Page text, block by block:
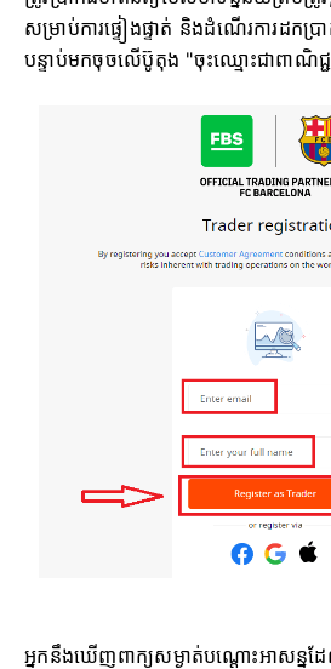
សម្រាប់ការផ្ទៀងផ្ទាត់ និងដំណើរការដក
បន្ទាប់មកចុចលើប៊ូតុង "ចុះឈ្មោះជាពាណិជ្
អ្នកនឹងឃើញពាក្យសម្ងាត់បណ្ដោះអាសន្នដែ